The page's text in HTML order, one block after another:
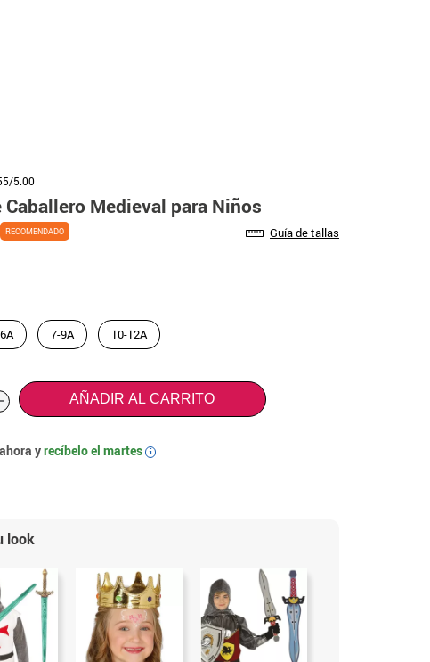
5.00
Medieval para Niños
RECOMENDADO Guía de tallas
7-9A 10-12A
AÑADIR AL CARRITO
yrecíbelo el martes i
look